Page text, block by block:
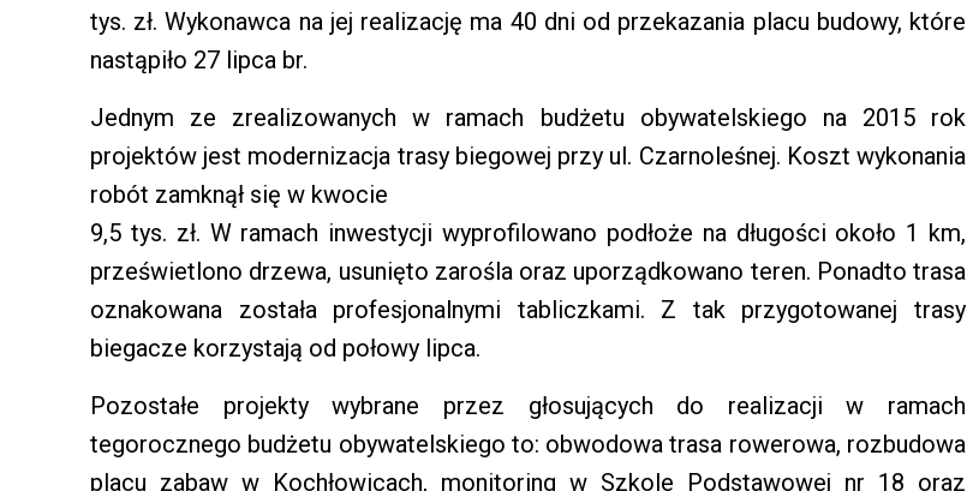
tys. zł. Wykonawca na jej realizację ma 40 dni od przekazania placu budowy, które
nastąpiło 27 lipca br.
Jednym ze zrealizowanych w ramach budżetu obywatelskiego na 2015 rok
projektów jest modernizacja trasy biegowej przy ul. Czarnoleśnej. Koszt wykonania
robót zamknął się w kwocie
9,5 tys. zł. W ramach inwestycji wyprofilowano podłoże na długości około 1 km,
prześwietlono drzewa, usunięto zarośla oraz uporządkowano teren. Ponadto trasa
oznakowana została profesjonalnymi tabliczkami. Z tak przygotowanej trasy
biegacze korzystają od połowy lipca.
Pozostałe projekty wybrane przez głosujących do realizacji w ramach
tegorocznego budżetu obywatelskiego to: obwodowa trasa rowerowa, rozbudowa
placu zabaw w Kochłowicach, monitoring w Szkole Podstawowej nr 18 oraz